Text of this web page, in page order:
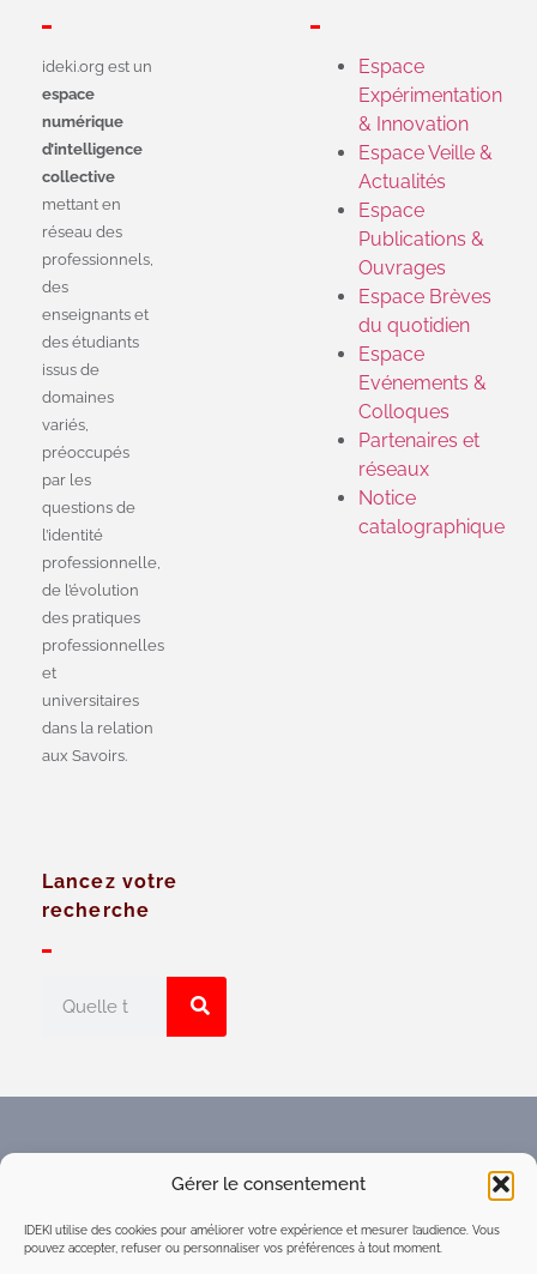
Gérer le consentement
IDEKI utilise des cookies pour améliorer votre expérience et mesurer l’audience. Vous
pouvez accepter, refuser ou personnaliser vos préférences à tout moment.
ideki.org est un
espace
numérique
d’intelligence
collective
mettant en
réseau des
professionnels,
des
enseignants et
des étudiants
issus de
domaines
variés,
préoccupés
par les
questions de
l’identité
professionnelle,
de l’évolution
des pratiques
professionnelles
et
universitaires
dans la relation
aux Savoirs.
Espace
Expérimentation
& Innovation
Espace Veille &
Actualités
Espace
Publications &
Ouvrages
Espace Brèves
du quotidien
Espace
Evénements &
Colloques
Partenaires et
réseaux
Notice
catalographique
Lancez votre
recherche
numérique d'intelligence
collective du réseau IDEKI